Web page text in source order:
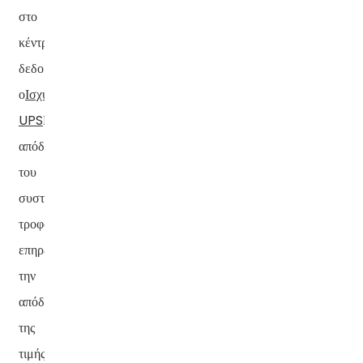
στο
κέντρο
δεδομένων,
οΙσχύς
UPSΗ
απόδοση
του
συστήματος
τροφοδοσίας
επηρεάζει
την
απόδοση
της
τιμής